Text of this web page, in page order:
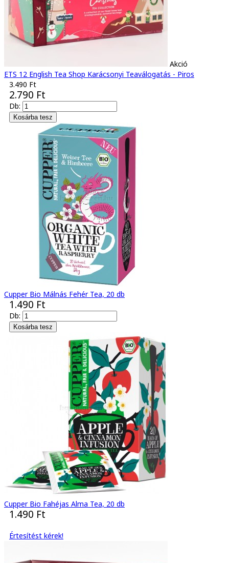
Akció
ETS 12 English Tea Shop Karácsonyi Teaválogatás - Piros
3.490 Ft
2.790 Ft
Db:
Cupper Bio Málnás Fehér Tea, 20 db
1.490 Ft
Db:
Cupper Bio Fahéjas Alma Tea, 20 db
1.490 Ft
Értesítést kérek!